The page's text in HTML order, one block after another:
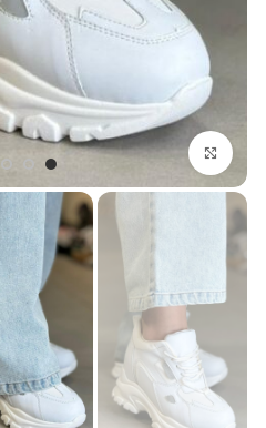
بزرگنمایی تصویر